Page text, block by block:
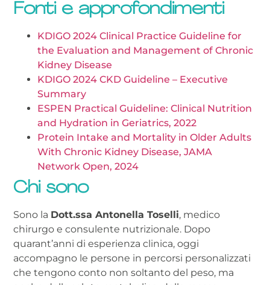
Fonti e approfondimenti
KDIGO 2024 Clinical Practice Guideline for
the Evaluation and Management of Chronic
Kidney Disease
KDIGO 2024 CKD Guideline – Executive
Summary
ESPEN Practical Guideline: Clinical Nutrition
and Hydration in Geriatrics, 2022
Protein Intake and Mortality in Older Adults
With Chronic Kidney Disease, JAMA
Network Open, 2024
Chi sono
Sono la Dott.ssa Antonella Toselli, medico
chirurgo e consulente nutrizionale. Dopo
quarant’anni di esperienza clinica, oggi
accompagno le persone in percorsi personalizzati
che tengono conto non soltanto del peso, ma